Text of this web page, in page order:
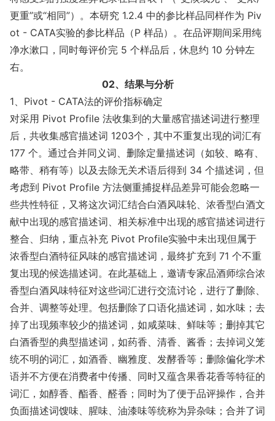
更重”或“相同”）。本研究 1.2.4 中的参比样品同样作为 Piv
ot - CATA实验的参比样品（P 样品）。在品评期间采用纯
净水漱口，同时每评价完 5 个样品后，休息约 10 分钟左
右。
02、结果与分析
1、Pivot - CATA法的评价指标确定
对采用 Pivot Profile 法收集到的大量感官描述词进行整理
后，共收集感官描述词 1203个，其中不重复出现的词汇有
177 个。通过合并同义词、删除定量描述词（如较、略有、
略带、稍有等）以及去除无关术语后得到 34 个描述词，但
考虑到 Pivot Profile 方法侧重捕捉样品差异可能会忽略一
些共性特征，又将这次词汇结合白酒风味轮、浓香型白酒文
献中出现的感官描述词、相关标准中出现的感官描述词进行
整合、归纳，重点补充 Pivot Profile实验中未出现但属于
浓香型白酒特征风味的感官描述词，最终扩充到 71 个不重
复出现的候选描述词。在此基础上，邀请专家品酒师综合浓
香型白酒风味特征对这些词汇进行交流讨论，进行了删除、
合并、调整等处理。包括删除了口语化描述词，如水味；去
掉了出现频率较少的描述词，如咸菜味、鲜味等；删掉其它
白酒香型的典型描述词，如药香、清香、酱香；去掉词义笼
统不明的词汇，如酒香、幽雅度、发酵香等；删除偏化学术
语并不方便在消费者中传播、同时又蕴含果香花香等特征的
词汇，如醇香、酯香、醛香；同时为了便于品评操作，合并
负面描述词馊味、腥味、油漆味等统称为异杂味；合并了词